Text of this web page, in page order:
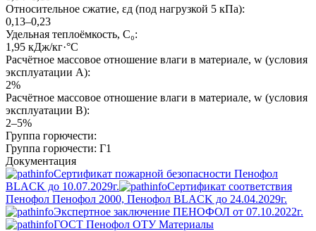
Относительное сжатие, εд (под нагрузкой 5 кПа):
0,13–0,23
Удельная теплоёмкость, C₀:
1,95 кДж/кг·°C
Расчётное массовое отношение влаги в материале, w (условия
эксплуатации A):
2%
Расчётное массовое отношение влаги в материале, w (условия
эксплуатации B):
2–5%
Группа горючести:
Группа горючести: Г1
Документация
Сертификат пожарной безопасности Пенофол
BLACK до 10.07.2029г.
Сертификат соответствия
Пенофол Пенофол 2000, Пенофол BLACK до 24.04.2029г.
Экспертное заключение ПЕНОФОЛ от 07.10.2022г.
ГОСТ Пенофол ОТУ Материалы